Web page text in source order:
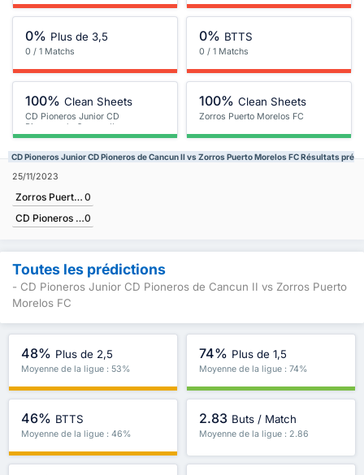
0% Plus de 3,5
0 / 1 Matchs
0% BTTS
0 / 1 Matchs
100% Clean Sheets
CD Pioneros Junior CD
Pioneros de Cancun II
100% Clean Sheets
Zorros Puerto Morelos FC
CD Pioneros Junior CD Pioneros de Cancun II vs Zorros Puerto Morelos FC Résultats
25/11/2023
Zorros Puerto Morelos FC 0
CD Pioneros Junior CD Pioneros de Cancun II0
Toutes les prédictions
- CD Pioneros Junior CD Pioneros de Cancun II vs Zorros Puerto
Morelos FC
48% Plus de 2,5
Moyenne de la ligue : 53%
74% Plus de 1,5
Moyenne de la ligue : 74%
46% BTTS
Moyenne de la ligue : 46%
2.83 Buts / Match
Moyenne de la ligue : 2.86